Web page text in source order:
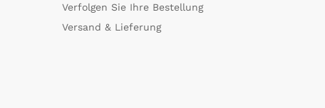
Verfolgen Sie Ihre Bestellung
Versand & Lieferung